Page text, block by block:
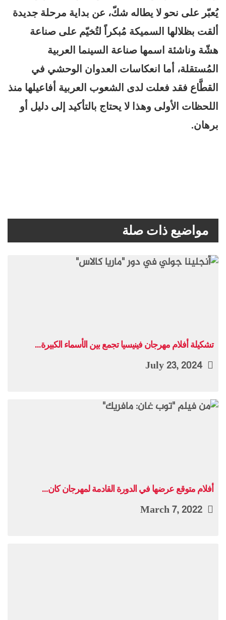
يُعبّر على نحو لا يطاله شكّ، عن بداية مرحلة جديدة
ألقت بظلالها السميكة مُبكراً لتُخيّم على صناعة
هشّة وناشئة اسمها صناعة السينما العربية
المُستقلة، أما انعكاسات العدوان الوحشي في
القطَّاع فقد فعلت لدى الشعوب العربية أفاعيلها منذ
اللحظات الأولى وهذا لا يحتاج بالتأكيد إلى دليل أو
برهان.
مواضيع ذات صلة
تشكيلة أفلام مهرجان فينيسيا تجمع بين الأسماء الكبيرة...
أفلام متوقع عرضها في الدورة القادمة لمهرجان كان...